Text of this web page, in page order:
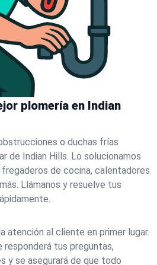
plomería en Indian
o duchas frías
de Indian Hills. Lo solucionamos
de cocina, calentadores
Llámanos y resuelve tus
atención al cliente en primer lugar.
responderá tus preguntas,
y se asegurará de que todo